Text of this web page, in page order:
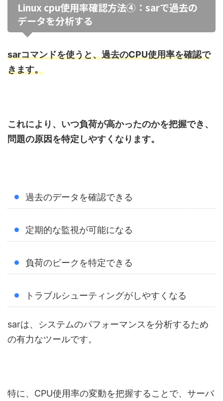
Linux cpu使用率確認方法④：sarで過去の
データを分析する
sarコマンドを使うと、過去のCPU使用率を確認で
きます。
これにより、いつ負荷が高かったのかを把握でき、
問題の原因を特定しやすくなります。
過去のデータを確認できる
定期的な監視が可能になる
負荷のピークを特定できる
トラブルシューティングがしやすくなる
sarは、システムのパフォーマンスを分析するため
の有力なツールです。
特に、CPU使用率の変動を把握することで、サーバ